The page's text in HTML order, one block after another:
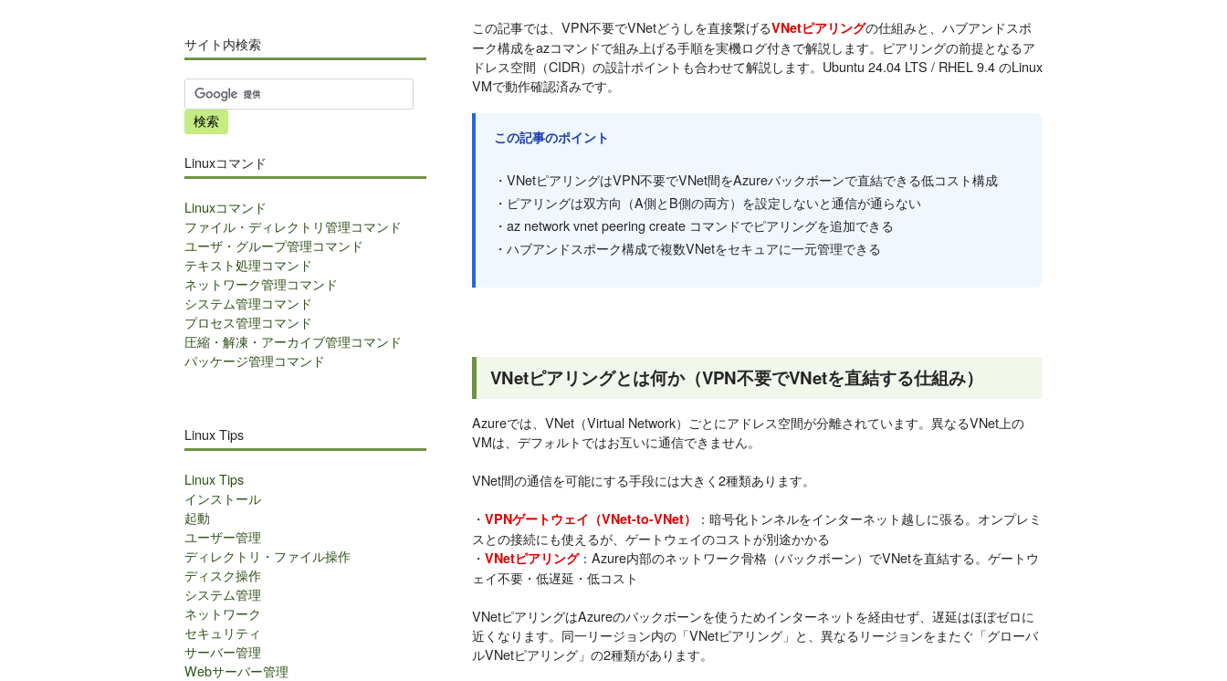
この記事では、VPN不要でVNetどうしを直接繋げるVNetピアリングの仕組みと、ハブアンドスポ
ーク構成をazコマンドで組み上げる手順を実機ログ付きで解説します。ピアリングの前提となるア
ドレス空間（CIDR）の設計ポイントも合わせて解説します。Ubuntu 24.04 LTS / RHEL 9.4 のLinux
VMで動作確認済みです。
この記事のポイント
・VNetピアリングはVPN不要でVNet間をAzureバックボーンで直結できる低コスト構成
・ピアリングは双方向（A側とB側の両方）を設定しないと通信が通らない
・az network vnet peering create コマンドでピアリングを追加できる
・ハブアンドスポーク構成で複数VNetをセキュアに一元管理できる
VNetピアリングとは何か（VPN不要でVNetを直結する仕組み）
Azureでは、VNet（Virtual Network）ごとにアドレス空間が分離されています。異なるVNet上の
VMは、デフォルトではお互いに通信できません。
VNet間の通信を可能にする手段には大きく2種類あります。
・ VPNゲートウェイ（VNet-to-VNet）
：暗号化トンネルをインターネット越しに張る。オンプレミ
スとの接続にも使えるが、ゲートウェイのコストが別途かかる
・ VNetピアリング：Azure内部のネットワーク骨格（バックボーン）でVNetを直結する。ゲートウ
ェイ不要・低遅延・低コスト
VNetピアリングはAzureのバックボーンを使うためインターネットを経由せず、遅延はほぼゼロに
近くなります。同一リージョン内の「VNetピアリング」と、異なるリージョンをまたぐ「グローバ
ルVNetピアリング」の2種類があります。
サイト内検索
サ
イ
ト
検
索
Linuxコマンド
Linuxコマンド
ファイル・ディレクトリ管理コマンド
ユーザ・グループ管理コマンド
テキスト処理コマンド
ネットワーク管理コマンド
システム管理コマンド
プロセス管理コマンド
圧縮・解凍・アーカイブ管理コマンド
パッケージ管理コマンド
Linux Tips
Linux Tips
インストール
起動
ユーザー管理
ディレクトリ・ファイル操作
ディスク操作
システム管理
ネットワーク
セキュリティ
サーバー管理
Webサーバー管理